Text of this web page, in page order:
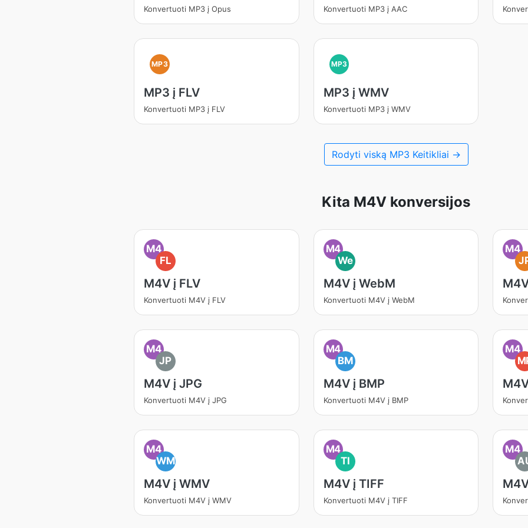
Konvertuoti MP3 į Opus Konvertuoti MP3 į AAC
MP3
MP3 į FLV
Konvertuoti MP3 į FLV
MP3
MP3 į WMV
Konvertuoti MP3 į WMV
Rodyti viską MP3 Keitikliai →
Kita M4V konversijos
M4
FL
M4V į FLV
Konvertuoti M4V į FLV
M4
We
M4V į WebM
Konvertuoti M4V į WebM
M4
M4
JP
M4V į JPG
Konvertuoti M4V į JPG
M4
BM
M4V į BMP
Konvertuoti M4V į BMP
M4
M4
WM
M4V į WMV
Konvertuoti M4V į WMV
M4
TI
M4V į TIFF
Konvertuoti M4V į TIFF
M4